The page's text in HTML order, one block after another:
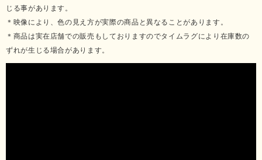
じる事があります。
＊映像により、色の見え方が実際の商品と異なることがあります。
＊商品は実在店舗での販売もしておりますのでタイムラグにより在庫数の
ずれが生じる場合があります。